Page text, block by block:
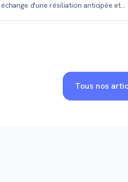
d'une résiliation anticipée et
Tous nos